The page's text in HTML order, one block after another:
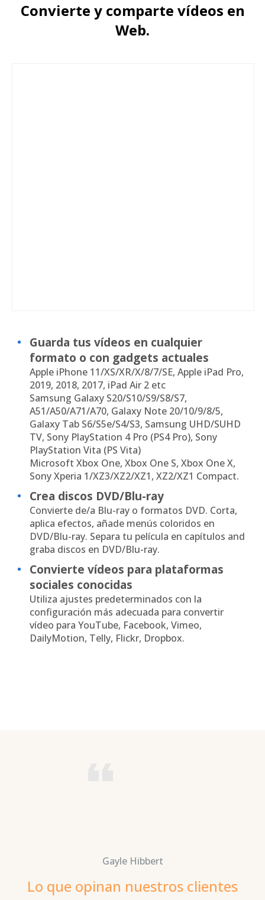
Convierte y comparte vídeos en
Web.
Guarda tus vídeos en cualquier
formato o con gadgets actuales
Apple iPhone 11/XS/XR/X/8/7/SE, Apple iPad Pro,
2019, 2018, 2017, iPad Air 2 etc
Samsung Galaxy S20/S10/S9/S8/S7,
A51/A50/A71/A70, Galaxy Note 20/10/9/8/5,
Galaxy Tab S6/S5e/S4/S3, Samsung UHD/SUHD
TV, Sony PlayStation 4 Pro (PS4 Pro), Sony
PlayStation Vita (PS Vita)
Microsoft Xbox One, Xbox One S, Xbox One X,
Sony Xperia 1/XZ3/XZ2/XZ1, XZ2/XZ1 Compact.
Crea discos DVD/Blu-ray
Convierte de/a Blu-ray o formatos DVD. Corta,
aplica efectos, añade menús coloridos en
DVD/Blu-ray. Separa tu película en capítulos and
graba discos en DVD/Blu-ray.
Convierte vídeos para plataformas
sociales conocidas
Utiliza ajustes predeterminados con la
configuración más adecuada para convertir
vídeo para YouTube, Facebook, Vimeo,
DailyMotion, Telly, Flickr, Dropbox.
Gayle Hibbert
Lo que opinan nuestros clientes